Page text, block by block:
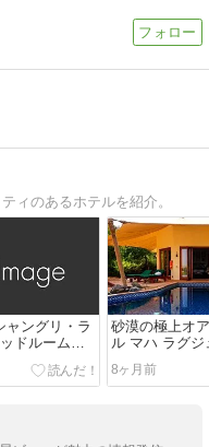
ィのあるホテルを紹介。
ャングリ・ラ
ドルームス
記！ブルジ
望む絶景と
砂漠の極上オ
ル マハ ラグジ
レクション」
8ヶ月前